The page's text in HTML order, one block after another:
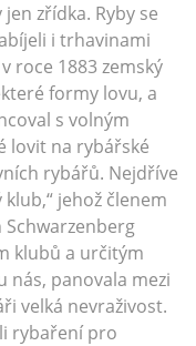
zřídka. Ryby se
i trhavinami
roce 1883 zemský
formy lovu, a
s volným
lovit na rybářské
rybářů. Nejdříve
jehož členem
Schwarzenberg
klubů a určitým
panovala mezi
velká nevraživost.
rybaření pro